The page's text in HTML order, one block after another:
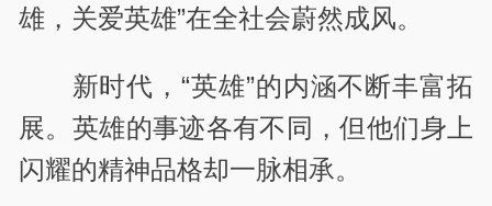
雄，关爱英雄”在全社会蔚然成风。
新时代，“英雄”的内涵不断丰富拓
展。英雄的事迹各有不同，但他们身上
闪耀的精神品格却一脉相承。